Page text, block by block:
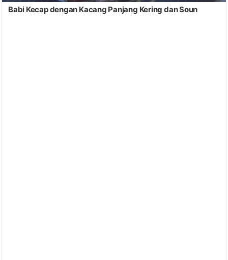
Babi Kecap dengan Kacang Panjang Kering dan Soun